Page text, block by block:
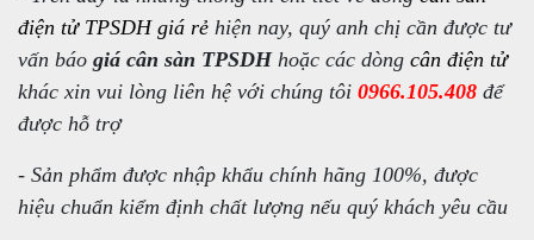
điện tử TPSDH giá rẻ hiện nay, quý anh chị cần được tư
vấn báo giá cân sàn TPSDHhoặc các dòng cân điện tử
khác xin vui lòng liên hệ với chúng tôi 0966.105.408 để
được hỗ trợ
- Sản phẩm được nhập khẩu chính hãng 100%, được
hiệu chuẩn kiểm định chất lượng nếu quý khách yêu cầu